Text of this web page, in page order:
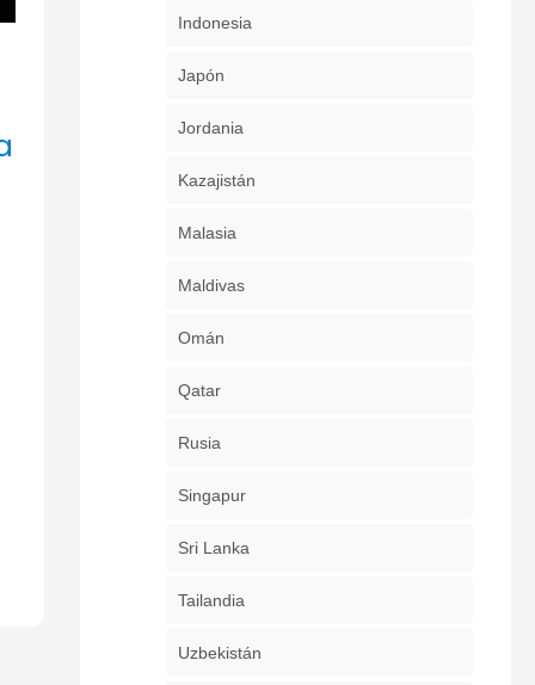
Indonesia
Japón
Jordania
Kazajistán
Malasia
Maldivas
Omán
Qatar
Rusia
Singapur
Sri Lanka
Tailandia
Uzbekistán